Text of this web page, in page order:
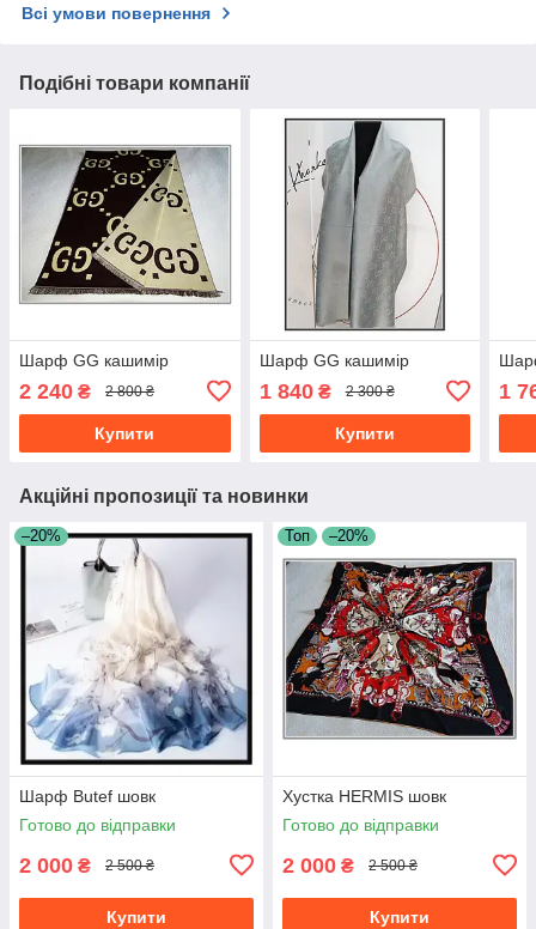
Всі умови повернення
Подібні товари компанії
Шарф GG кашимір
2 240 ₴ 2 800 ₴
Купити
Шарф GG кашимір
1 840₴ 2 300 ₴
Купити
1
Акційні пропозиції та новинки
–20%
Шарф Butef шовк
Готово до відправки
2 000 ₴ 2 500 ₴
Купити
Топ –20%
Хустка HERMIS шовк
Готово до відправки
2 000 ₴ 2 500 ₴
Купити